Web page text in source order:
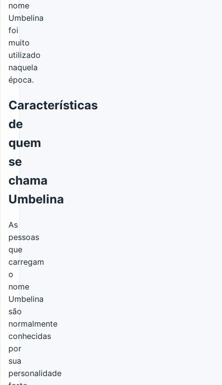
nome
Umbelina
foi
muito
utilizado
naquela
época.
Características
de
quem
se
chama
Umbelina
As
pessoas
que
carregam
o
nome
Umbelina
são
normalmente
conhecidas
por
sua
personalidade